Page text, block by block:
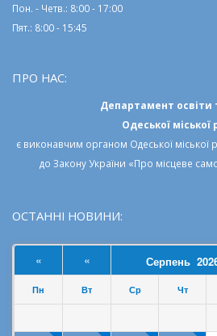
Пон. - Четв.: 8:00 - 17:00
Пят.: 8:00 - 15:45
ПРО НАС:
Департамент освіти
Одеської міської
є виконавчим органом Одеської міської
до Закону України «Про місцеве
ОСТАННІ НОВИНИ:
« « Серпень
Пн Вт Ср Чт